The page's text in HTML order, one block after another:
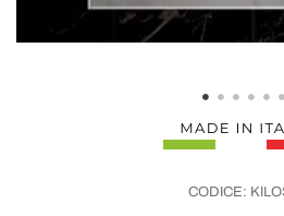
CODICE: